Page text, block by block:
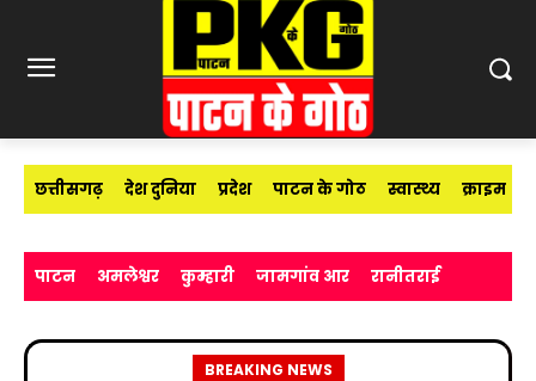
छत्तीसगढ़ देश दुनिया प्रदेश पाटन के गोठ स्वास्थ्य क्राइम
पाटन अमलेश्वर कुम्हारी जामगांव आर रानीतराई
BREAKING NEWS